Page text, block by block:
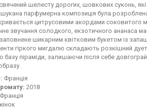
шелесту дорогих, шовкових суконь,
парфумерна композиція була
цитрусовими акордами соковитого
звучання солодкого, екзотичного ананаса
шикарним квітковим букетом із
гіркого мигдалю складають розкішний
базу піраміди, залишаючи після себе
Франція
2018
Франція